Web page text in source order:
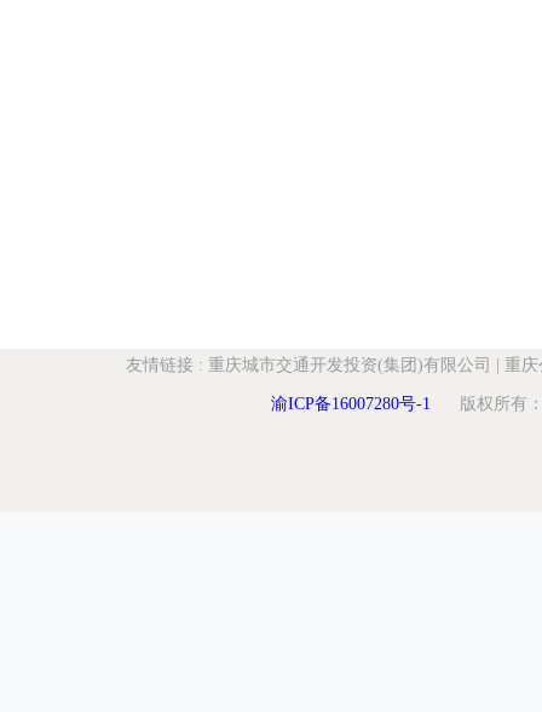
友情链接 : 重庆城市交通开发投资(集团)有限公司 重庆
渝ICP备16007280号-1 版权所有：